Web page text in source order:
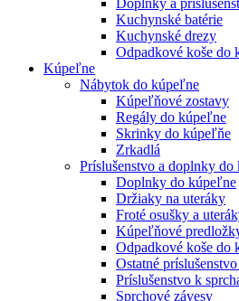
Kuchynské batérie
Kuchynské drezy
Odpadkové koše do
Kúpeľne
Nábytok do kúpeľne
Kúpeľňové zostavy
Regály do kúpeľne
Skrinky do kúpeľňe
Zrkadlá
Príslušenstvo a doplnky
Doplnky do kúpeľne
Držiaky na uteráky
Froté osušky a
Kúpeľňové
Odpadkové koše do
Ostatné
Príslušenstvo k
Sprchové závesy